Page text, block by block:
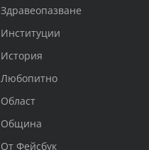
Здравеопазване
Институции
История
Любопитно
Област
Община
От Фейсбук